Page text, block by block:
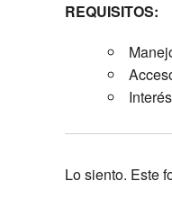
REQUISITOS:
Lo siento. Este